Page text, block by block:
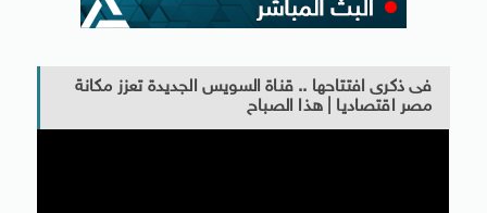
فى ذكرى افتتاحها .. قناة السويس الجديدة تعزز مكانة
مصر اقتصاديا | هذا الصباح